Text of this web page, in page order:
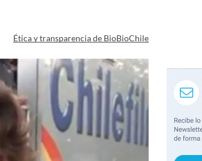
Ética y transparencia de BioBioChile